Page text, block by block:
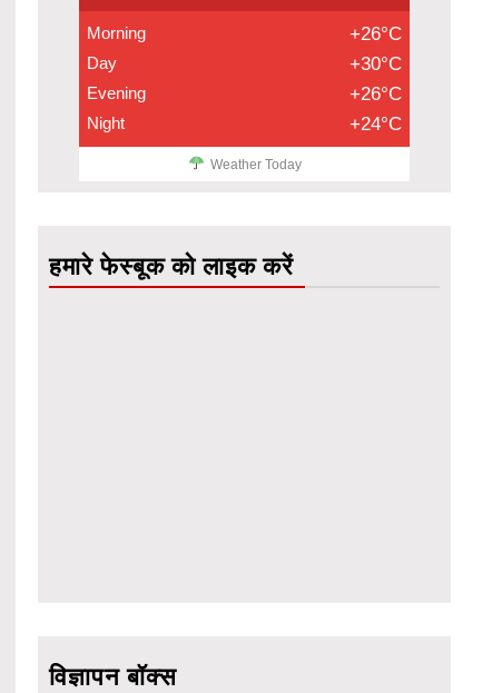
Morning +26°C
Day +30°C
Evening +26°C
Night +24°C
Weather Today
हमारे फेस्बूक को लाइक करें
विज्ञापन बॉक्स